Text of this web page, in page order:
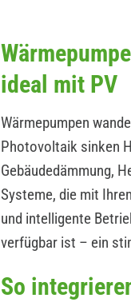
ideal mit PV
Wärmepumpen
Photovoltaik sinken
Gebäudedämmung,
Systeme, die mit
und intelligente
verfügbar ist – ein
So